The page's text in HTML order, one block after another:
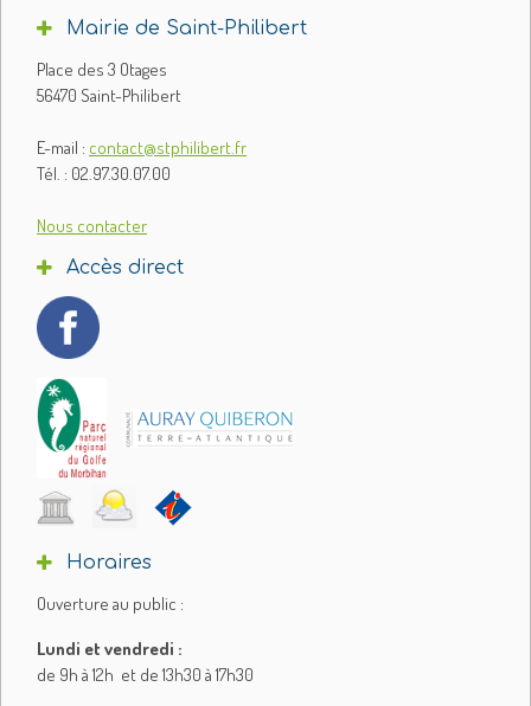
Mairie de Saint-Philibert
Place des 3 Otages
56470 Saint-Philibert
E-mail : contact@stphilibert.fr
Tél. : 02.97.30.07.00
Nous contacter
Accès direct
Horaires
Ouverture au public :
Lundi et vendredi :
de 9h à 12h et de 13h30 à 17h30